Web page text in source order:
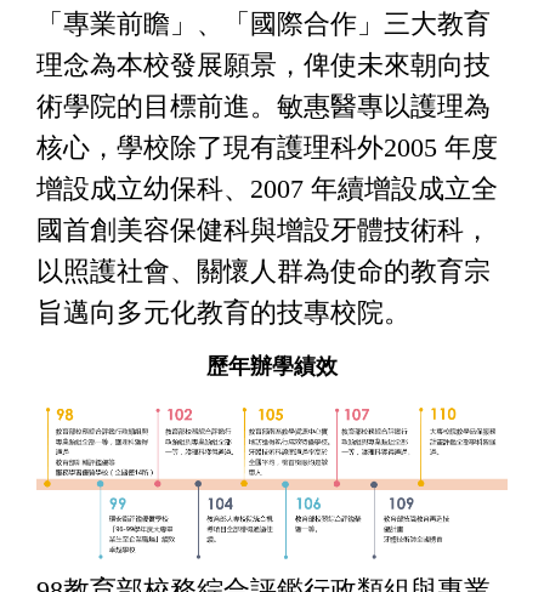
「專業前瞻」、「國際合作」三大教育
理念為本校發展願景，俾使未來朝向技
術學院的目標前進。敏惠醫專以護理為
核心，學校除了現有護理科外2005 年度
增設成立幼保科、2007 年續增設成立全
國首創美容保健科與增設牙體技術科，
以照護社會、關懷人群為使命的教育宗
旨邁向多元化教育的技專校院。
歷年辦學績效